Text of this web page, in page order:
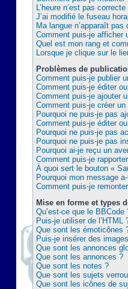
L’heure n’est pas correcte
J’ai modifié le fuseau
Ma langue n’apparaît
Comment puis-je afficher
Quel est mon rang et
Lorsque je clique sur le
Problèmes de
Comment puis-je publier
Comment puis-je éditer
Comment puis-je ajouter
Comment puis-je créer un
Pourquoi ne puis-je pas
Comment puis-je éditer
Pourquoi ne puis-je pas
Pourquoi ne puis-je pas
Pourquoi ai-je reçu un
Comment puis-je
À quoi sert le bouton «
Pourquoi mon message
Comment puis-je
Mise en forme et types
Qu’est-ce que le BBCode
Puis-je utiliser de l’HTML
Que sont les émoticônes
Puis-je insérer des
Que sont les annonces
Que sont les annonces ?
Que sont les notes ?
Que sont les sujets
Que sont les icônes de